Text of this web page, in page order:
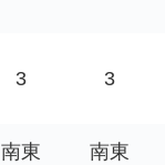
3 3
南東 南東